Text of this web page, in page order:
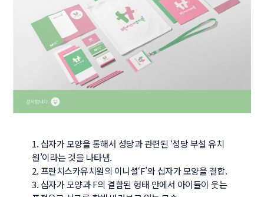
1. 십자가 모양을 통해서 성당과 관련된 ‘성당 부설 유치
원’이라는 것을 나타냄.
2. 프란치스카유치원의 이니셜‘F’와 십자가 모양을 결합.
3. 십자가 모양과 F의 결합된 형태 안에서 아이들이 웃는